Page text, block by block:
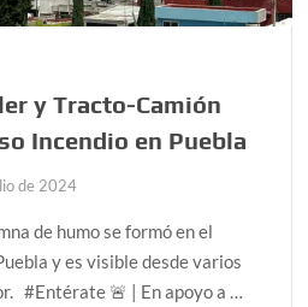
y Tracto-Camión
Incendio en Puebla
de 2024
de humo se formó en el
y es visible desde varios
#Entérate 🚨 | En apoyo a …